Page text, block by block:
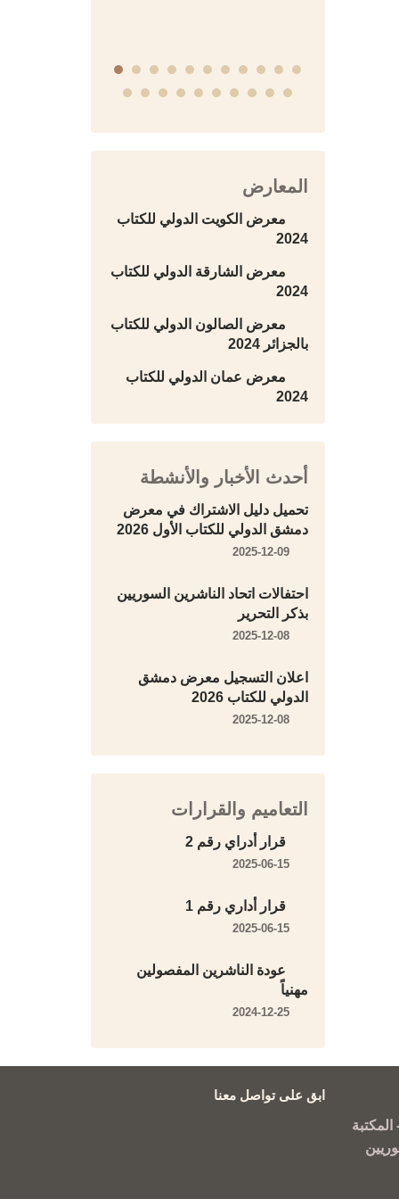
المعارض
معرض الكويت الدولي للكتاب
2024
معرض الشارقة الدولي للكتاب
2024
معرض الصالون الدولي للكتاب
بالجزائر 2024
معرض عمان الدولي للكتاب
2024
أحدث الأخبار والأنشطة
تحميل دليل الاشتراك في معرض
دمشق الدولي للكتاب الأول 2026
احتفالات اتحاد الناشرين السوريين
بذكر التحرير
اعلان التسجيل معرض دمشق
الدولي للكتاب 2026
التعاميم والقرارات
قرار أدراي رقم 2
قرار أداري رقم 1
عودة الناشرين المفصولين
مهنياً
ابق على تواصل معنا